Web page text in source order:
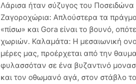
Λάρισα ήταν σύζυγος του
Ζαγοροχώρια: Απλούστερα τα
«πίσω» και Gora είναι το βουνό,
χωριών. Καλαμάτα: Η μεσαιωνική
μέρες μας, προέρχεται από την
φυλασσόταν σε ένα βυζαντινό
και τον οθωμανό αγά, στον στάβλο